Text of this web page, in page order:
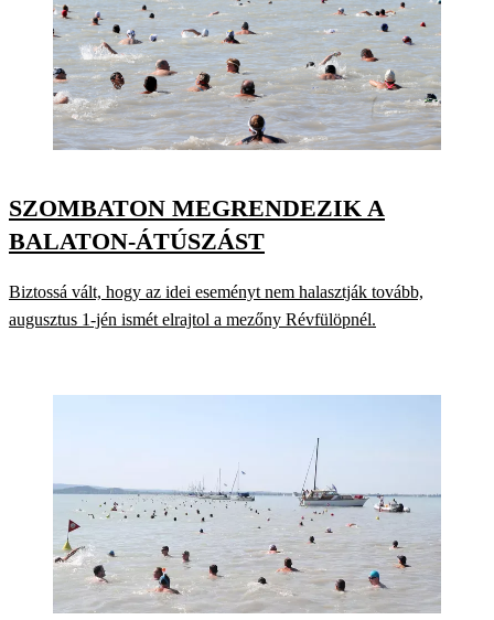
SZOMBATON MEGRENDEZIK A
BALATON-ÁTÚSZÁST
Biztossá vált, hogy az idei eseményt nem halasztják tovább,
augusztus 1-jén ismét elrajtol a mezőny Révfülöpnél.